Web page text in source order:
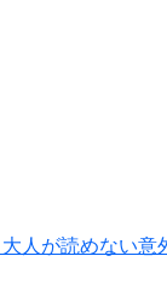
人が読めない意